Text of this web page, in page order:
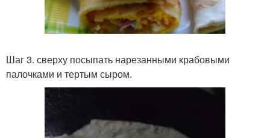
Шаг 3. сверху посыпать нарезанными крабовыми
палочками и тертым сыром.